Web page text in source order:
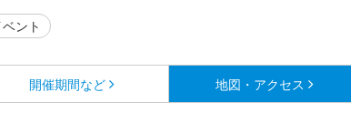
ント
開催期間など 地図・アクセス